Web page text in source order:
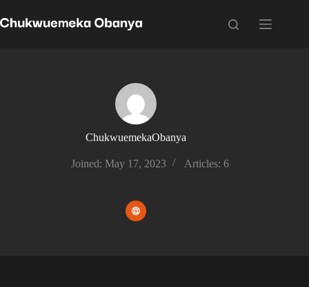
ChukwuemekaObanya
Joined: May 17, 2023 Articles: 6